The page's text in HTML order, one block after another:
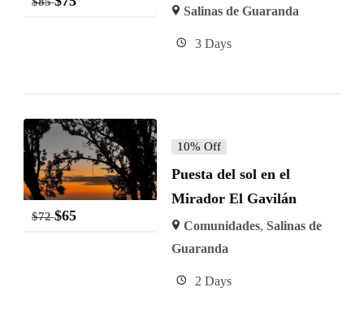
Salinas de Guaranda
3 Days
$72 $65
10% Off
Puesta del sol en el
Mirador El Gavilán
Comunidades, Salinas de
Guaranda
2 Days